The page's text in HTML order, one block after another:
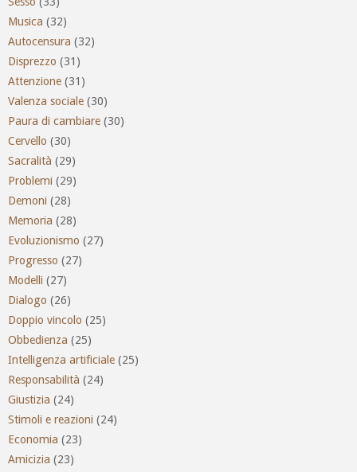
Musica (32)
Autocensura (32)
Disprezzo (31)
Attenzione (31)
Valenza sociale (30)
Paura di cambiare (30)
Cervello (30)
Sacralità (29)
Problemi (29)
Demoni (28)
Memoria (28)
Evoluzionismo (27)
Progresso (27)
Modelli (27)
Dialogo (26)
Doppio vincolo (25)
Obbedienza (25)
Intelligenza artificiale (25)
Responsabilità (24)
Giustizia (24)
Stimoli e reazioni (24)
Economia (23)
Amicizia (23)